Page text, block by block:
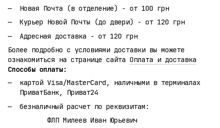
Новая Почта (в отделение) - от 100 грн
Курьер Новой Почты (до двери) - от 120 грн
Адресная доставка - от 120 грн
Более подробно с условиями доставки вы можете
ознакомиться на странице сайта Оплата и доставка
Способы оплаты:
картой Visa/MasterCard, наличными в терминалах
ПриватБанк, Приват24
безналичный расчет по реквизитам:
ФЛП Милеев Иван Юрьевич